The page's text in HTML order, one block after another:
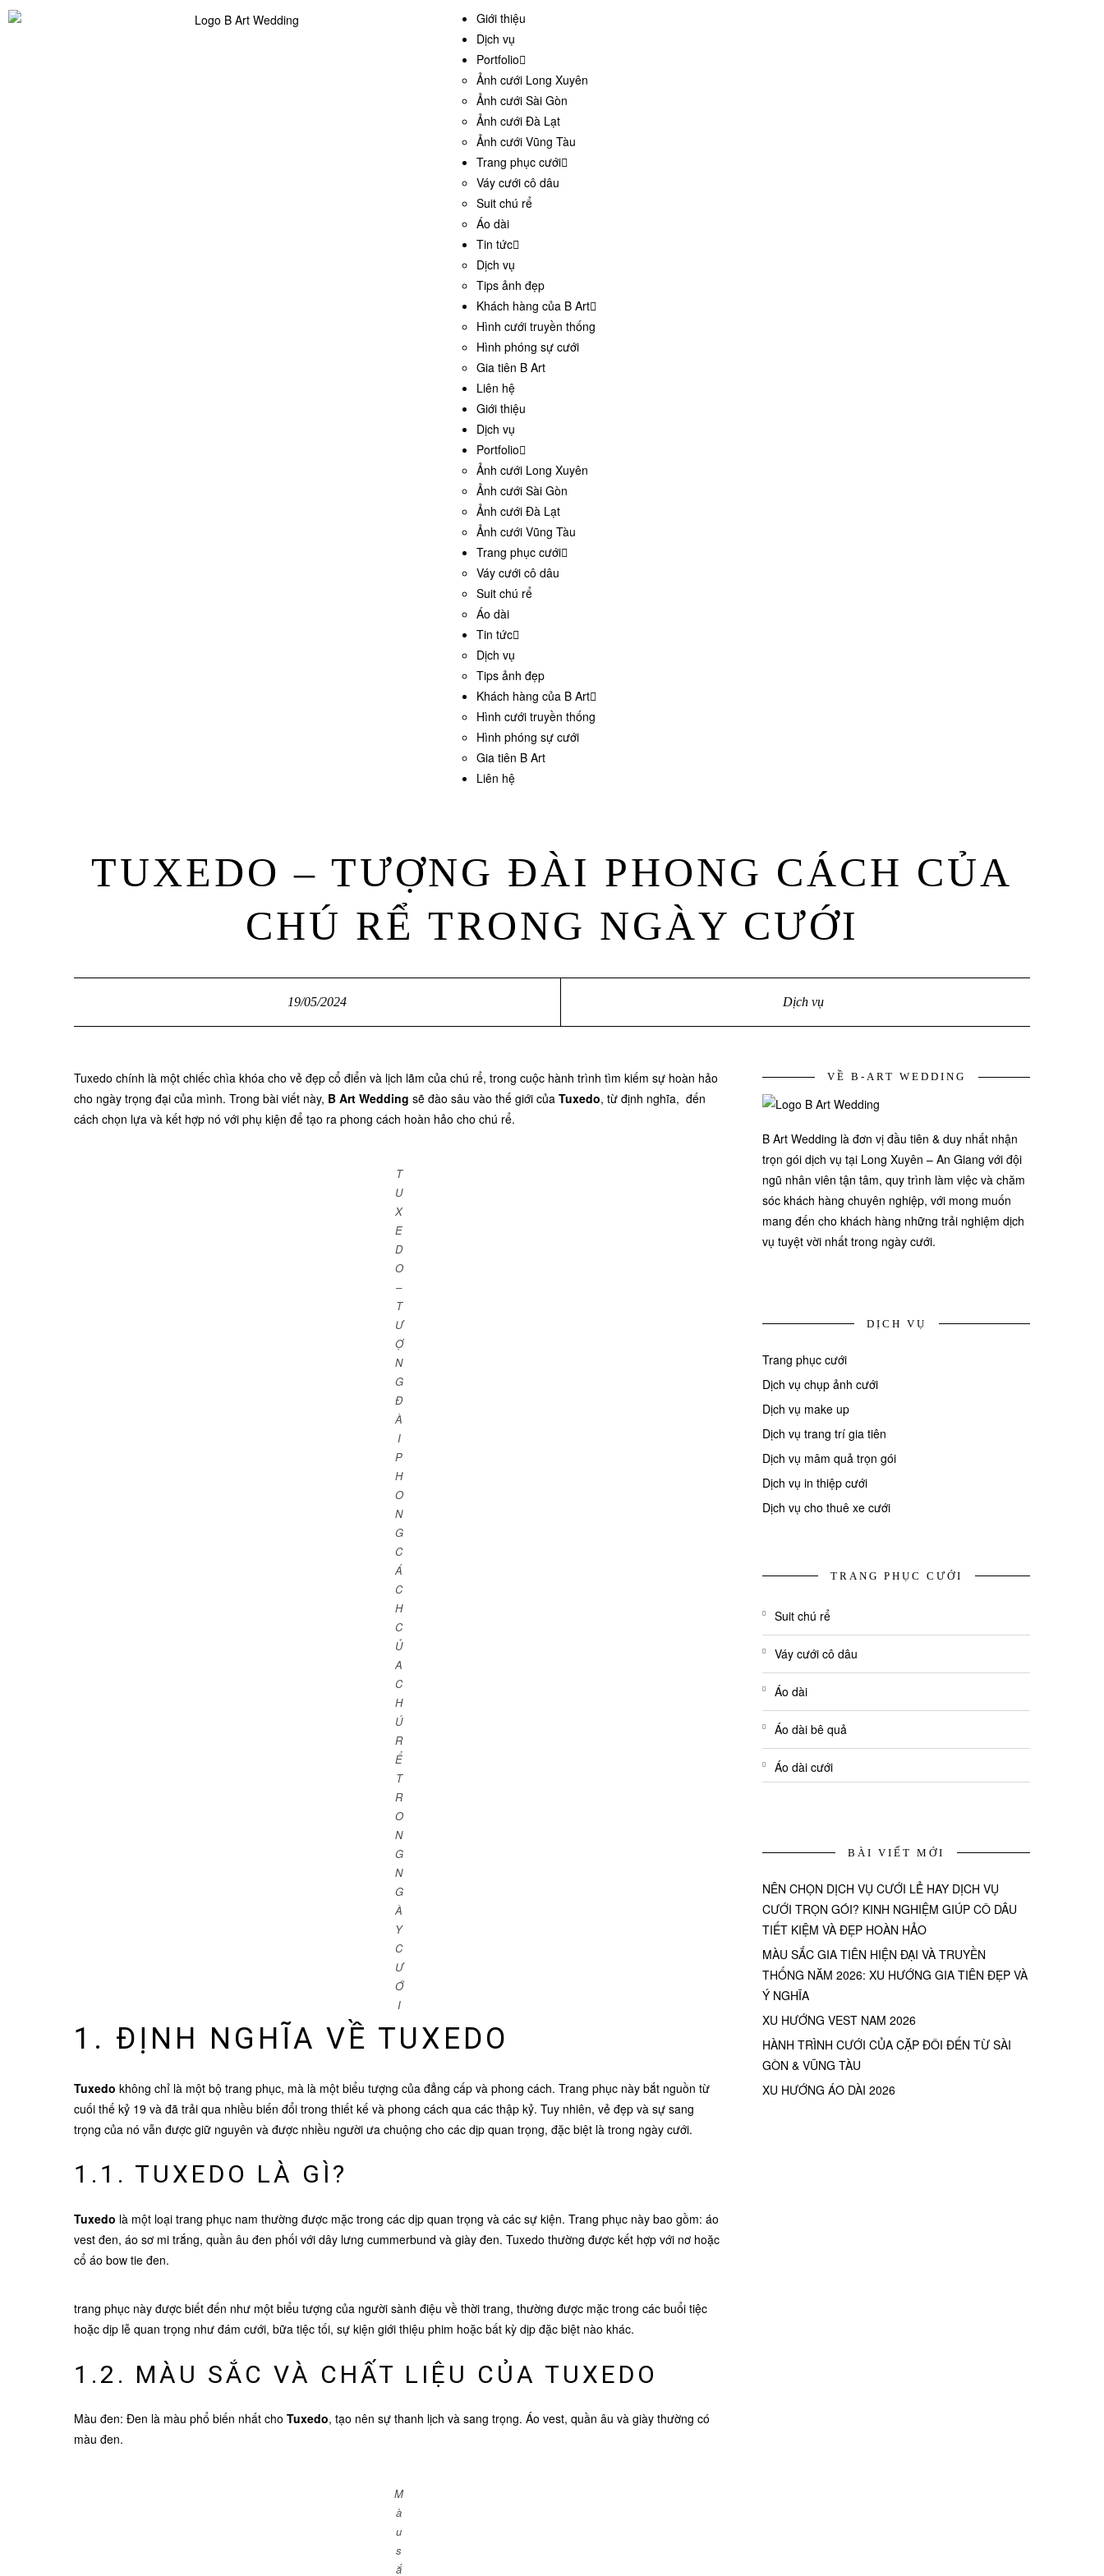
Giới thiệu
Dịch vụ
Portfolio
Ảnh cưới Long Xuyên
Ảnh cưới Sài Gòn
Ảnh cưới Đà Lạt
Ảnh cưới Vũng Tàu
Trang phục cưới
Váy cưới cô dâu
Suit chú rể
Áo dài
Tin tức
Dịch vụ
Tips ảnh đẹp
Khách hàng của B Art
Hình cưới truyền thống
Hình phóng sự cưới
Gia tiên B Art
Liên hệ
Giới thiệu
Dịch vụ
Portfolio
Ảnh cưới Long Xuyên
Ảnh cưới Sài Gòn
Ảnh cưới Đà Lạt
Ảnh cưới Vũng Tàu
Trang phục cưới
Váy cưới cô dâu
Suit chú rể
Áo dài
Tin tức
Dịch vụ
Tips ảnh đẹp
Khách hàng của B Art
Hình cưới truyền thống
Hình phóng sự cưới
Gia tiên B Art
Liên hệ
TUXEDO – TƯỢNG ĐÀI PHONG CÁCH CỦA
CHÚ RỂ TRONG NGÀY CƯỚI
19/05/2024 Dịch vụ
Tuxedo chính là một chiếc chìa khóa cho vẻ đẹp cổ điển và lịch lãm của chú rể, trong cuộc hành trình tìm kiếm sự hoàn hảo
cho ngày trọng đại của mình. Trong bài viết này, B Art Wedding sẽ đào sâu vào thế giới của Tuxedo, từ định nghĩa, đến
cách chọn lựa và kết hợp nó với phụ kiện để tạo ra phong cách hoàn hảo cho chú rể.
T
U
X
E
D
O
–
T
Ư
Ợ
N
G
Đ
À
I
P
H
O
N
G
C
Á
C
H
C
Ủ
A
C
H
Ú
R
Ể
T
R
O
N
G
N
G
À
Y
C
Ư
Ớ
I
1. ĐỊNH NGHĨA VỀ TUXEDO
Tuxedo không chỉ là một bộ trang phục, mà là một biểu tượng của đẳng cấp và phong cách. Trang phục này bắt nguồn từ
cuối thế kỷ 19 và đã trải qua nhiều biến đổi trong thiết kế và phong cách qua các thập kỷ. Tuy nhiên, vẻ đẹp và sự sang
trọng của nó vẫn được giữ nguyên và được nhiều người ưa chuộng cho các dịp quan trọng, đặc biệt là trong ngày cưới.
1.1. TUXEDO LÀ GÌ?
Tuxedo là một loại trang phục nam thường được mặc trong các dịp quan trọng và các sự kiện. Trang phục này bao gồm: áo
vest đen, áo sơ mi trắng, quần âu đen phối với dây lưng cummerbund và giày đen. Tuxedo thường được kết hợp với nơ hoặc
cổ áo bow tie đen.
trang phục này được biết đến như một biểu tượng của người sành điệu về thời trang, thường được mặc trong các buổi tiệc
hoặc dịp lễ quan trọng như đám cưới, bữa tiệc tối, sự kiện giới thiệu phim hoặc bất kỳ dịp đặc biệt nào khác.
1.2. MÀU SẮC VÀ CHẤT LIỆU CỦA TUXEDO
Màu đen: Đen là màu phổ biến nhất cho Tuxedo, tạo nên sự thanh lịch và sang trọng. Áo vest, quần âu và giày thường có
màu đen.
M
à
u
s
ắ
VỀ B-ART WEDDING
B Art Wedding là đơn vị đầu tiên & duy nhất nhận
trọn gói dịch vụ tại Long Xuyên – An Giang với đội
ngũ nhân viên tận tâm, quy trình làm việc và chăm
sóc khách hàng chuyên nghiệp, với mong muốn
mang đến cho khách hàng những trải nghiệm dịch
vụ tuyệt vời nhất trong ngày cưới.
DỊCH VỤ
Trang phục cưới
Dịch vụ chụp ảnh cưới
Dịch vụ make up
Dịch vụ trang trí gia tiên
Dịch vụ mâm quả trọn gói
Dịch vụ in thiệp cưới
Dịch vụ cho thuê xe cưới
TRANG PHỤC CƯỚI
Suit chú rể
Váy cưới cô dâu
Áo dài
Áo dài bê quả
Áo dài cưới
BÀI VIẾT MỚI
NÊN CHỌN DỊCH VỤ CƯỚI LẺ HAY DỊCH VỤ
CƯỚI TRỌN GÓI? KINH NGHIỆM GIÚP CÔ DÂU
TIẾT KIỆM VÀ ĐẸP HOÀN HẢO
MÀU SẮC GIA TIÊN HIỆN ĐẠI VÀ TRUYỀN
THỐNG NĂM 2026: XU HƯỚNG GIA TIÊN ĐẸP VÀ
Ý NGHĨA
XU HƯỚNG VEST NAM 2026
HÀNH TRÌNH CƯỚI CỦA CẶP ĐÔI ĐẾN TỪ SÀI
GÒN & VŨNG TÀU
XU HƯỚNG ÁO DÀI 2026